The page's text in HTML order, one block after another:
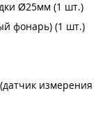
Ø25мм (1 шт.)
фонарь) (1 шт.)
измерения